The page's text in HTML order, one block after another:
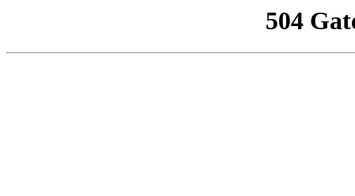
504